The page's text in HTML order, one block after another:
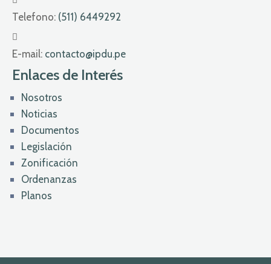
Telefono: (511) 6449292
E-mail: contacto@ipdu.pe
Enlaces de Interés
Nosotros
Noticias
Documentos
Legislación
Zonificación
Ordenanzas
Planos